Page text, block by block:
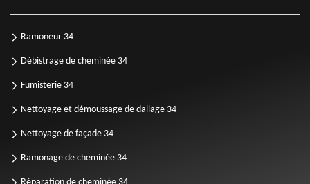
Ramoneur 34
Débistrage de cheminée 34
Fumisterie 34
Nettoyage et démoussage de dallage 34
Nettoyage de façade 34
Ramonage de cheminée 34